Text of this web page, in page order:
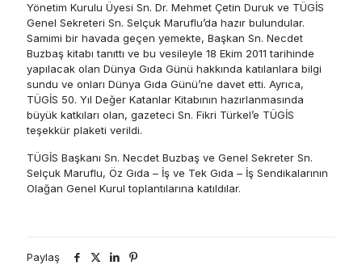
Yönetim Kurulu Üyesi Sn. Dr. Mehmet Çetin Duruk ve TÜGİS
Genel Sekreteri Sn. Selçuk Maruflu’da hazır bulundular.
Samimi bir havada geçen yemekte, Başkan Sn. Necdet
Buzbaş kitabı tanıttı ve bu vesileyle 18 Ekim 2011 tarihinde
yapılacak olan Dünya Gıda Günü hakkında katılanlara bilgi
sundu ve onları Dünya Gıda Günü’ne davet etti. Ayrıca,
TÜGİS 50. Yıl Değer Katanlar Kitabının hazırlanmasında
büyük katkıları olan, gazeteci Sn. Fikri Türkel’e TÜGİS
teşekkür plaketi verildi.
TÜGİS Başkanı Sn. Necdet Buzbaş ve Genel Sekreter Sn.
Selçuk Maruflu, Öz Gıda – İş ve Tek Gıda – İş Sendikalarının
Olağan Genel Kurul toplantılarına katıldılar.
Paylaş